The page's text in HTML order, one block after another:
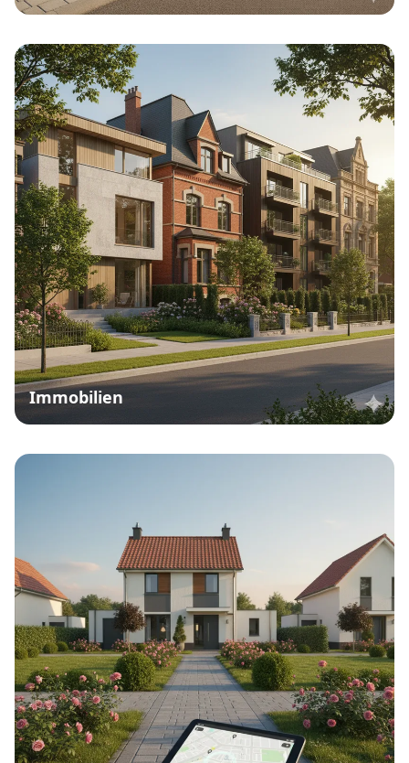
Immobilien